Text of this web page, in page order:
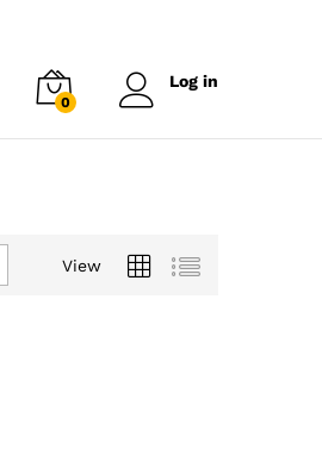
0
Log in
View